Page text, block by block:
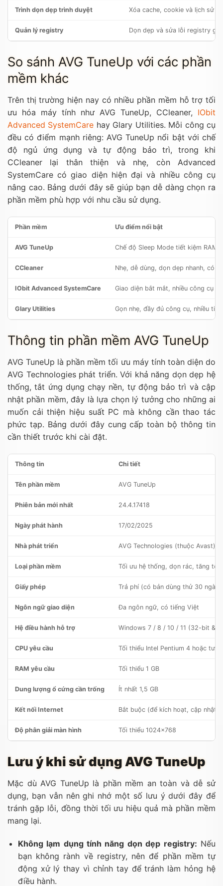
Trình dọn dẹp trình duyệt Xóa cache, cookie và lịch sử
Quản lý registry Dọn dẹp và sửa lỗi registry
So sánh AVG TuneUp với các phần
mềm khác
Trên thị trường hiện nay có nhiều phần mềm hỗ trợ tối
ưu hóa máy tính như AVG TuneUp, CCleaner, IObit
Advanced SystemCare hay Glary Utilities. Mỗi công cụ
đều có điểm mạnh riêng: AVG TuneUp nổi bật với chế
độ ngủ ứng dụng và tự động bảo trì, trong khi
CCleaner lại thân thiện và nhẹ, còn Advanced
SystemCare có giao diện hiện đại và nhiều công cụ
nâng cao. Bảng dưới đây sẽ giúp bạn dễ dàng chọn ra
phần mềm phù hợp với nhu cầu sử dụng.
Phần mềm Ưu điểm nổi bật
AVG TuneUp Chế độ Sleep Mode tiết kiệm
CCleaner Nhẹ, dễ dùng, dọn dẹp nhanh, có
IObit Advanced SystemCare Giao diện bắt mắt, nhiều công cụ
Glary Utilities Gọn nhẹ, đầy đủ công cụ, nhiều
Thông tin phần mềm AVG TuneUp
AVG TuneUp là phần mềm tối ưu máy tính toàn diện do
AVG Technologies phát triển. Với khả năng dọn dẹp hệ
thống, tắt ứng dụng chạy nền, tự động bảo trì và cập
nhật phần mềm, đây là lựa chọn lý tưởng cho những ai
muốn cải thiện hiệu suất PC mà không cần thao tác
phức tạp. Bảng dưới đây cung cấp toàn bộ thông tin
cần thiết trước khi cài đặt.
Thông tin Chi tiết
Tên phần mềm AVG TuneUp
Phiên bản mới nhất 24.4.17418
Ngày phát hành 17/02/2025
Nhà phát triển AVG Technologies (thuộc Avast)
Loại phần mềm Tối ưu hệ thống, dọn rác, tăng tốc
Giấy phép Trả phí (có bản dùng thử 30 ngày)
Ngôn ngữ giao diện Đa ngôn ngữ, có tiếng Việt
Hệ điều hành hỗ trợ Windows 7 / 8 / 10 / 11 (32-bit &
CPU yêu cầu Tối thiểu Intel Pentium 4 hoặc
RAM yêu cầu Tối thiểu 1 GB
Dung lượng ổ cứng cần trống Ít nhất 1,5 GB
Kết nối Internet Bắt buộc (để kích hoạt, cập nhật
Độ phân giải màn hình Tối thiểu 1024×768
Lưu ý khi sử dụng AVG TuneUp
Mặc dù AVG TuneUp là phần mềm an toàn và dễ sử
dụng, bạn vẫn nên ghi nhớ một số lưu ý dưới đây để
tránh gặp lỗi, đồng thời tối ưu hiệu quả mà phần mềm
mang lại.
Không lạm dụng tính năng dọn dẹp registry: Nếu
bạn không rành về registry, nên để phần mềm tự
động xử lý thay vì chỉnh tay để tránh làm hỏng hệ
điều hành.